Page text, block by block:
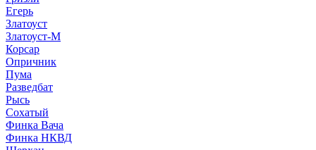
Егерь
Златоуст
Златоуст-М
Корсар
Опричник
Пума
Разведбат
Рысь
Сохатый
Финка Вача
Финка НКВД